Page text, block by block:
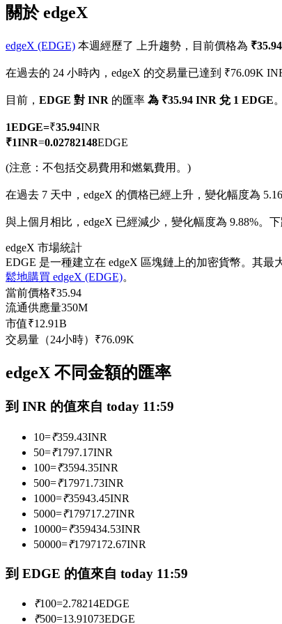
幣本位永續
以數字貨幣為保證金的永續合約
USDC永續
跟單
與頂尖交易專家同行
關於 edgeX
edgeX (EDGE) 本週經歷了 上升趨勢，目前價格為
在過去的 24 小時內，edgeX 的交易量已達到 ₹76.09K
目前， EDGE 對 INR 的匯率 為 ₹35.94 INR 兌 1 EDGE
1EDGE=₹35.94INR
₹1INR=0.02782148EDGE
(注意：不包括交易費用和燃氣費用。)
在過去 7 天中，edgeX 的價格已經上升，變化幅度為
與上個月相比，edgeX 已經減少，變化幅度為 9.88%。下
edgeX 市場統計
EDGE 是一種建立在 edgeX 區塊鏈上的加密貨幣。其
鬆地購買 edgeX (EDGE)。
當前價格₹35.94
流通供應量350M
市值₹12.91B
交易量（24小時） ₹76.09K
edgeX 不同金額的匯率
到 INR 的值來自 today 11:59
10=₹359.43INR
50=₹1797.17INR
100=₹3594.35INR
500=₹17971.73INR
1000=₹35943.45INR
5000=₹179717.27INR
10000=₹359434.53INR
50000=₹1797172.67INR
到 EDGE 的值來自 today 11:59
₹100=2.78214EDGE
₹500=13.91073EDGE